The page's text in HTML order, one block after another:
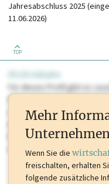
Jahresabschluss 2025
11.06.2026)
TOP
PLUS Inhalte
Für dieses Profil gibt es
Sie momentan nicht
oder loggen Sie sich ein um
Marken, Patente,
mehr.
Mehr
Wenn Sie die
freischalten, erhalten
folgende zusätzliche